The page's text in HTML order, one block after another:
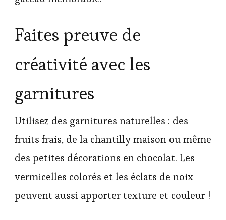
Faites preuve de
créativité avec les
garnitures
Utilisez des garnitures naturelles : des
fruits frais, de la chantilly maison ou même
des petites décorations en chocolat. Les
vermicelles colorés et les éclats de noix
peuvent aussi apporter texture et couleur !